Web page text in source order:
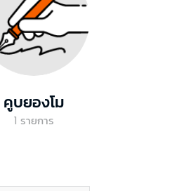
คูบยองโม
1 รายการ